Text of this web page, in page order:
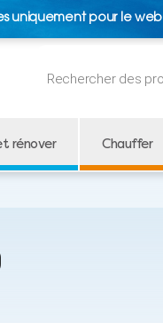
uniquement pour le
de
rénover Chauffer